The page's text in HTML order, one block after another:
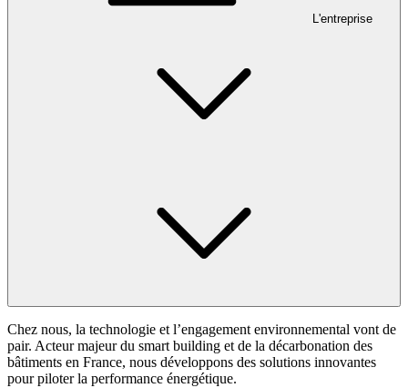
L'entreprise
Chez nous, la technologie et l’engagement environnemental vont de
pair. Acteur majeur du smart building et de la décarbonation des
bâtiments en France, nous développons des solutions innovantes
pour piloter la performance énergétique.